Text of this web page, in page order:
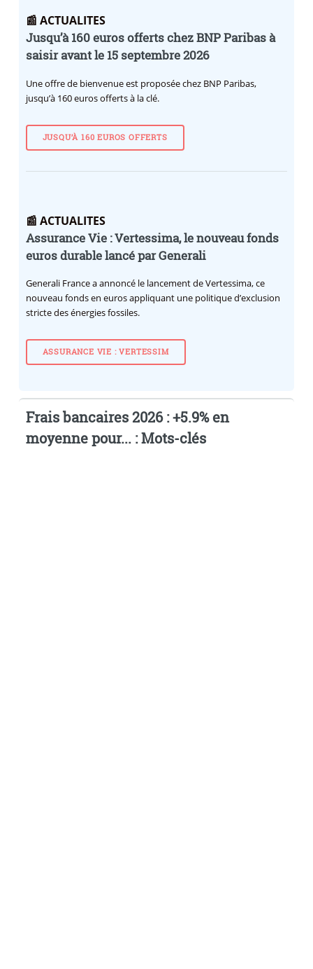
📰 ACTUALITES
Jusqu’à 160 euros offerts chez BNP Paribas à
saisir avant le 15 septembre 2026
Une offre de bienvenue est proposée chez BNP Paribas,
jusqu’à 160 euros offerts à la clé.
JUSQU’À 160 EUROS OFFERTS
📰 ACTUALITES
Assurance Vie : Vertessima, le nouveau fonds
euros durable lancé par Generali
Generali France a annoncé le lancement de Vertessima, ce
nouveau fonds en euros appliquant une politique d’exclusion
stricte des énergies fossiles.
ASSURANCE VIE : VERTESSIM
Frais bancaires 2026 : +5.9% en
moyenne pour... : Mots-clés